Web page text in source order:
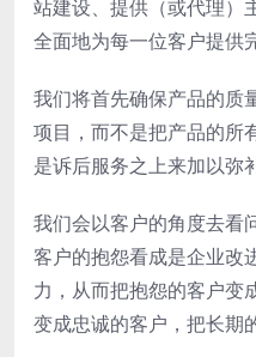
站建设、提供（或代理）
全面地为每一位客户提供
我们将首先确保产品的质
项目，而不是把产品的所
是诉后服务之上来加以弥
我们会以客户的角度去看
客户的抱怨看成是企业改
力，从而把抱怨的客户变
变成忠诚的客户，把长期